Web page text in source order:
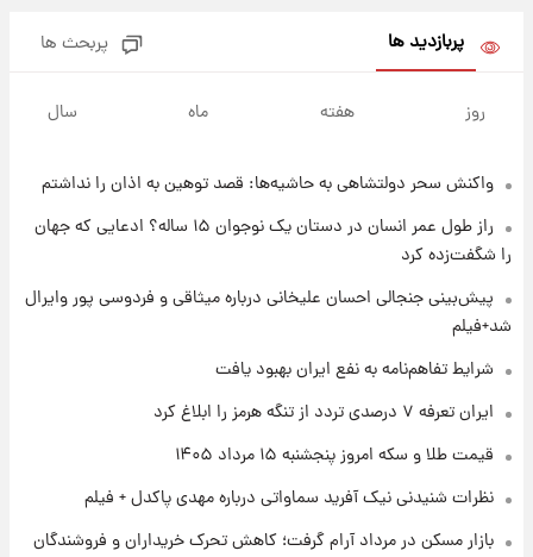
قیمت سکه و طلا فردا
۱ روز پیش
۱ روز پیش
۱ روز پیش
ارزش سهام عدالت برای امروز چهارشنبه ۱۴ مرداد
پربازدید ها پربحث ها
روز هفته ماه سال
واکنش سحر دولتشاهی به حاشیه‌ها: قصد توهین به اذان را نداشتم
راز طول عمر انسان در دستان یک نوجوان ۱۵ ساله؟ ادعایی که جهان
را شگفت‌زده کرد
پیش‌بینی جنجالی احسان علیخانی درباره میثاقی و فردوسی پور وایرال
شد+فیلم
شرایط تفاهم‌نامه به نفع ایران بهبود یافت
ایران تعرفه ۷ درصدی تردد از تنگه هرمز را ابلاغ کرد
قیمت طلا و سکه امروز پنجشنبه ۱۵ مرداد ۱۴۰۵
نظرات شنیدنی نیک آفرید سماواتی درباره مهدی پاکدل + فیلم
بازار مسکن در مرداد آرام گرفت؛ کاهش تحرک خریداران و فروشندگان